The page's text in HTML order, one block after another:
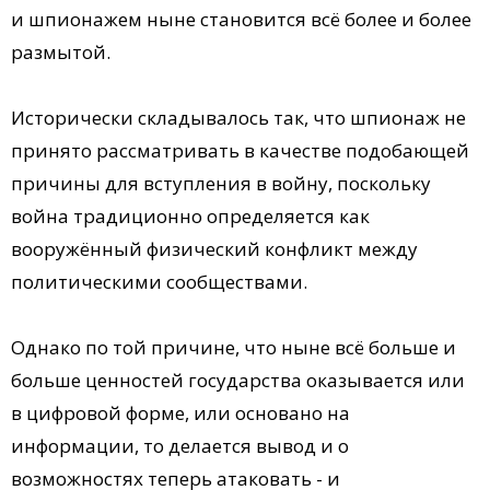
и шпионажем ныне становится всё более и более
размытой.
Исторически складывалось так, что шпионаж не
принято рассматривать в качестве подобающей
причины для вступления в войну, поскольку
война традиционно определяется как
вооружённый физический конфликт между
политическими сообществами.
Однако по той причине, что ныне всё больше и
больше ценностей государства оказывается или
в цифровой форме, или основано на
информации, то делается вывод и о
возможностях теперь атаковать - и